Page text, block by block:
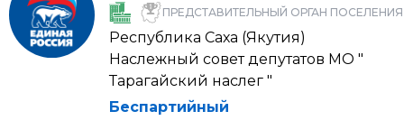
ПРЕДСТАВИТЕЛЬНЫЙ ОРГАН ПОСЕЛЕНИЯ
Республика Саха (Якутия)
Наслежный совет депутатов МО "
Тарагайский наслег "
Беспартийный